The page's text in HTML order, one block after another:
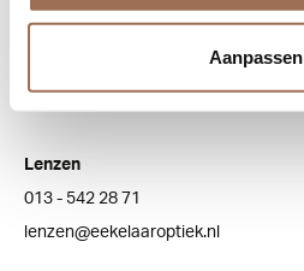
Aanpassen
Algemeen
info@eekelaaroptiek.nl
Lenzen
013 - 542 28 71
lenzen@eekelaaroptiek.nl